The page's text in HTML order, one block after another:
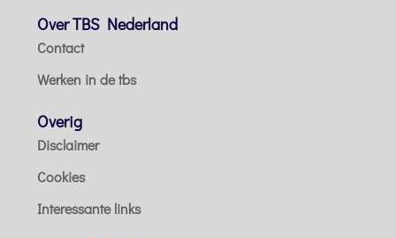
Over TBS Nederland
Contact
Werken in de tbs
Overig
Disclaimer
Cookies
Interessante links